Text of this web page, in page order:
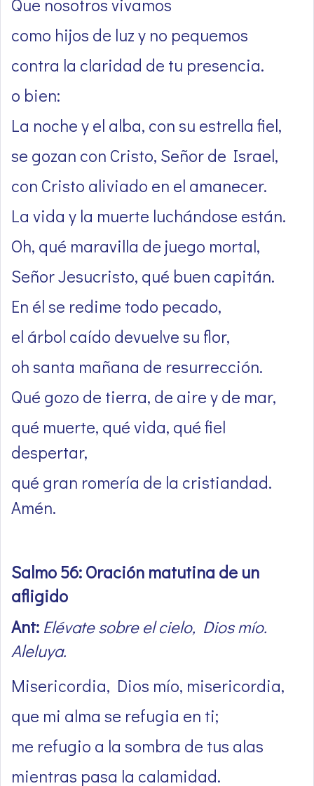
Que nosotros vivamos
como hijos de luz y no pequemos
contra la claridad de tu presencia.
o bien:
La noche y el alba, con su estrella fiel,
se gozan con Cristo, Señor de Israel,
con Cristo aliviado en el amanecer.
La vida y la muerte luchándose están.
Oh, qué maravilla de juego mortal,
Señor Jesucristo, qué buen capitán.
En él se redime todo pecado,
el árbol caído devuelve su flor,
oh santa mañana de resurrección.
Qué gozo de tierra, de aire y de mar,
qué muerte, qué vida, qué fiel
despertar,
qué gran romería de la cristiandad.
Amén.
Salmo 56: Oración matutina de un
afligido
Ant: Elévate sobre el cielo, Dios mío.
Aleluya.
Misericordia, Dios mío, misericordia,
que mi alma se refugia en ti;
me refugio a la sombra de tus alas
mientras pasa la calamidad.